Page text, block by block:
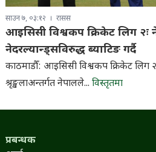
साउन ७, ०३:१२ रासस
आइसिसी विश्वकप क्रिकेट लिग २ः
नेदरल्यान्ड्सविरुद्ध ब्याटिङ गर्दै
काठमाडौँ: आइसिसी विश्वकप क्रिकेट लिग
श्रृङ्खलाअन्तर्गत नेपालले... विस्तृतमा
प्रबन्धक